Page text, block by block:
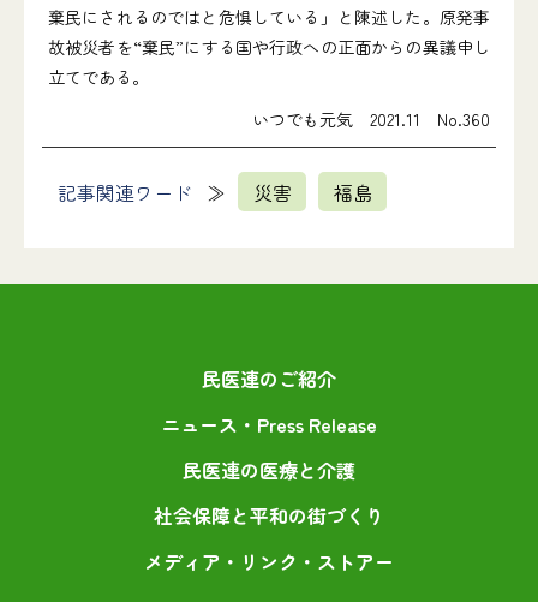
棄民にされるのではと危惧している」と陳述した。原発事
故被災者を“棄民”にする国や行政への正面からの異議申し
立てである。
いつでも元気 2021.11 No.360
記事関連ワード 災害 福島
民医連のご紹介
ニュース・Press Release
民医連の医療と介護
社会保障と平和の街づくり
メディア・リンク・ストアー